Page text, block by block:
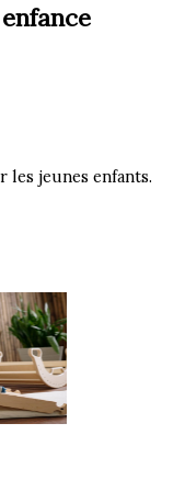
les jeunes enfants.